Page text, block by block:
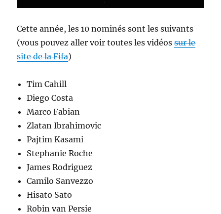
Cette année, les 10 nominés sont les suivants
(vous pouvez aller voir toutes les vidéossur le
site de la Fifa)
Tim Cahill
Diego Costa
Marco Fabian
Zlatan Ibrahimovic
Pajtim Kasami
Stephanie Roche
James Rodriguez
Camilo Sanvezzo
Hisato Sato
Robin van Persie